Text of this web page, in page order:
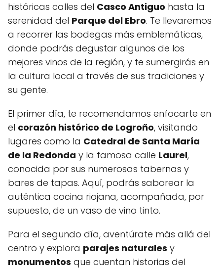
históricas calles del Casco Antiguo hasta la
serenidad del Parque del Ebro. Te llevaremos
a recorrer las bodegas más emblemáticas,
donde podrás degustar algunos de los
mejores vinos de la región, y te sumergirás en
la cultura local a través de sus tradiciones y
su gente.
El primer día, te recomendamos enfocarte en
el corazón histórico de Logroño, visitando
lugares como la Catedral de Santa María
de la Redonda y la famosa calle Laurel,
conocida por sus numerosas tabernas y
bares de tapas. Aquí, podrás saborear la
auténtica cocina riojana, acompañada, por
supuesto, de un vaso de vino tinto.
Para el segundo día, aventúrate más allá del
centro y explora parajes naturales y
monumentos que cuentan historias del